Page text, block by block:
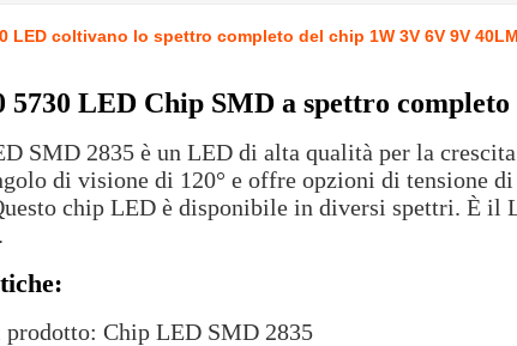
LED coltivano lo spettro completo del chip 1W 3V 6V 9V
5730 LED Chip SMD a spettro
SMD 2835 è un LED di alta qualità per la
di visione di 120° e offre opzioni di tensione
chip LED è disponibile in diversi spettri. È il
prodotto: Chip LED SMD 2835